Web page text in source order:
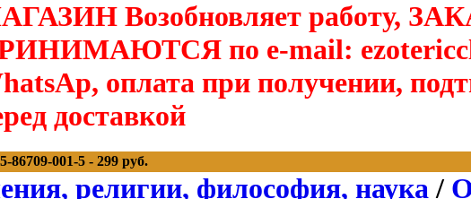
Возобновляет работу,
по e-mail:
оплата при получении,
доставкой
001-5 - 299 руб.
религии, философия, наука /